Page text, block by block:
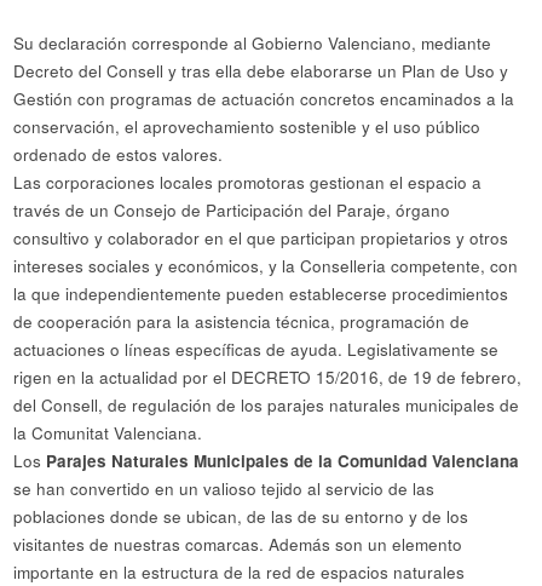
Su declaración corresponde al Gobierno Valenciano, mediante
Decreto del Consell y tras ella debe elaborarse un Plan de Uso y
Gestión con programas de actuación concretos encaminados a la
conservación, el aprovechamiento sostenible y el uso público
ordenado de estos valores.
Las corporaciones locales promotoras gestionan el espacio a
través de un Consejo de Participación del Paraje, órgano
consultivo y colaborador en el que participan propietarios y otros
intereses sociales y económicos, y la Conselleria competente, con
la que independientemente pueden establecerse procedimientos
de cooperación para la asistencia técnica, programación de
actuaciones o líneas específicas de ayuda. Legislativamente se
rigen en la actualidad por el DECRETO 15/2016, de 19 de febrero,
del Consell, de regulación de los parajes naturales municipales de
la Comunitat Valenciana.
Los Parajes Naturales Municipales de la Comunidad Valenciana
se han convertido en un valioso tejido al servicio de las
poblaciones donde se ubican, de las de su entorno y de los
visitantes de nuestras comarcas. Además son un elemento
importante en la estructura de la red de espacios naturales